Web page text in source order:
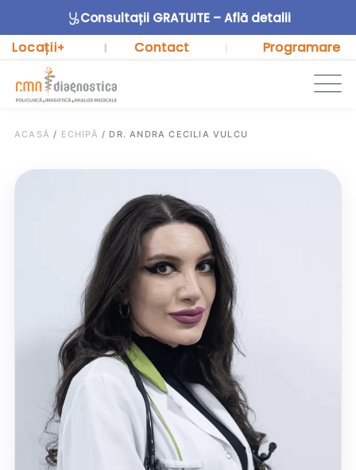
Consultații GRATUITE – Află detalii
Locații+ | Contact Programare
ACASĂ / ECHIPĂ / DR. ANDRA CECILIA VULCU